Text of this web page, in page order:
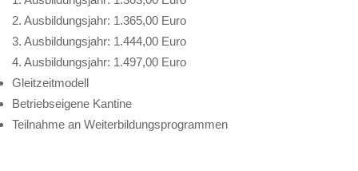
2. Ausbildungsjahr: 1.365,00 Euro
3. Ausbildungsjahr: 1.444,00 Euro
4. Ausbildungsjahr: 1.497,00 Euro
Gleitzeitmodell
Betriebseigene Kantine
Teilnahme an Weiterbildungsprogrammen